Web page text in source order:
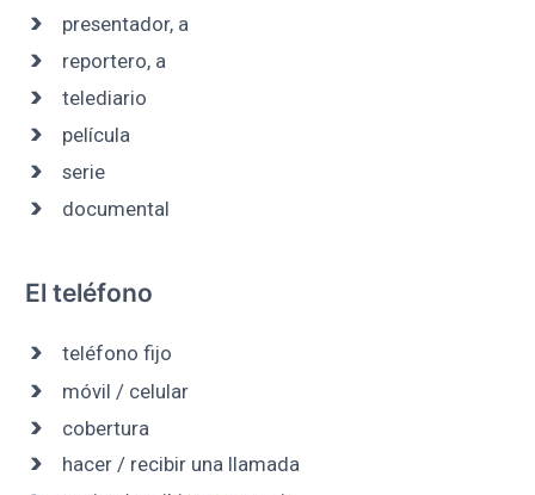
presentador, a
reportero, a
telediario
película
serie
documental
El teléfono
teléfono fijo
móvil / celular
cobertura
hacer / recibir una llamada